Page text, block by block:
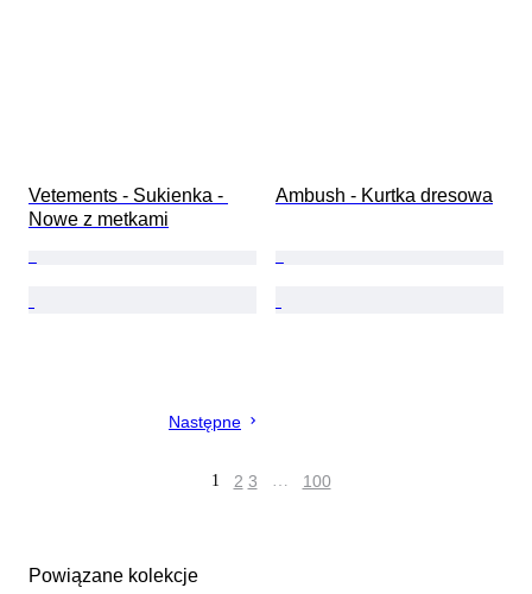
Vetements - Sukienka -
Nowe z metkami
Ambush - Kurtka dresowa
Następne
1 2 3 … 100
Powiązane kolekcje